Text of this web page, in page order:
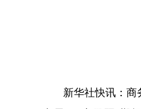
新华社快讯：商务